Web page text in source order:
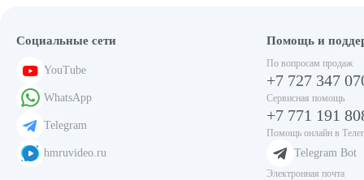
Социальные сети
YouTube
WhatsApp
Telegram
hmruvideo.ru
Помощь и
По вопросам продаж
+7 727 347
Сервисная помощь
+7 771 191
Помощь онлайн в
Telegram Bot
Электронная почта